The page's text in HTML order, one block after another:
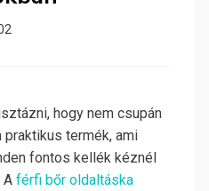
hogy nem csupán
termék, ami
fontos kellék kéznél
A férfi bőr oldaltáska